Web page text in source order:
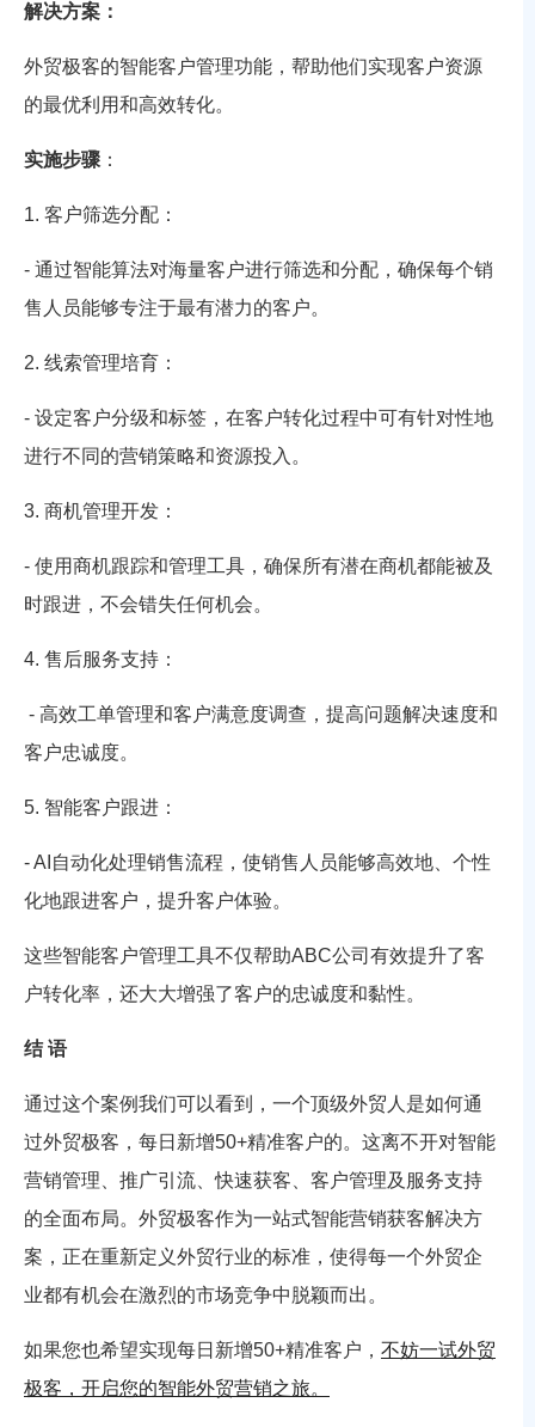
解决方案：
外贸极客的智能客户管理功能，帮助他们实现客户资源
的最优利用和高效转化。
实施步骤 ：
1. 客户筛选分配：
- 通过智能算法对海量客户进行筛选和分配，确保每个销
售人员能够专注于最有潜力的客户。
2. 线索管理培育：
- 设定客户分级和标签，在客户转化过程中可有针对性地
进行不同的营销策略和资源投入。
3. 商机管理开发：
- 使用商机跟踪和管理工具，确保所有潜在商机都能被及
时跟进，不会错失任何机会。
4. 售后服务支持：
- 高效工单管理和客户满意度调查，提高问题解决速度和
客户忠诚度。
5. 智能客户跟进：
- AI自动化处理销售流程，使销售人员能够高效地、个性
化地跟进客户，提升客户体验。
这些智能客户管理工具不仅帮助ABC公司有效提升了客
户转化率，还大大增强了客户的忠诚度和黏性。
结 语
通过这个案例我们可以看到，一个顶级外贸人是如何通
过外贸极客，每日新增50+精准客户的。这离不开对智能
营销管理、推广引流、快速获客、客户管理及服务支持
的全面布局。外贸极客作为一站式智能营销获客解决方
案，正在重新定义外贸行业的标准，使得每一个外贸企
业都有机会在激烈的市场竞争中脱颖而出。
如果您也希望实现每日新增50+精准客户， 不妨一试外贸
极客，开启您的智能外贸营销之旅。